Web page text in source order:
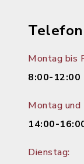
Montag bis
8:00-12:00
Montag und
14:00-
Dienstag: